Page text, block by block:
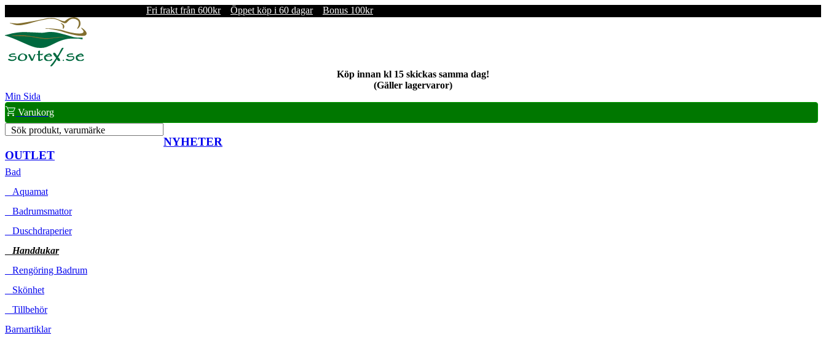
Fri frakt från 600kr Öppet köp i 60 dagar Bonus 100kr
Köp innan kl 15 skickas samma dag!
(Gäller lagervaror)
Min Sida
Varukorg
Sök produkt, varumärke
NYHETER
OUTLET
Bad
Aquamat
Badrumsmattor
Duschdraperier
Handdukar
Rengöring Badrum
Skönhet
Tillbehör
Barnartiklar